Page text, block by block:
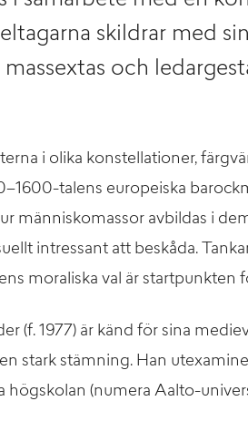
skildrar med
massextas och
i olika konstellationer,
talens europeiska
människomassor avbildas i
intressant att beskåda.
moraliska val är startpunkten
(f. 1977) är känd för sina
stark stämning. Han
högskolan (numera Aalto-